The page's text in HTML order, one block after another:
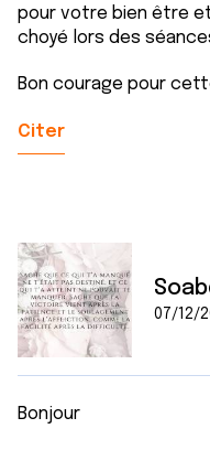
pour votre bien être
choyé lors des
Bon courage pour
Citer
07/12/
Bonjour